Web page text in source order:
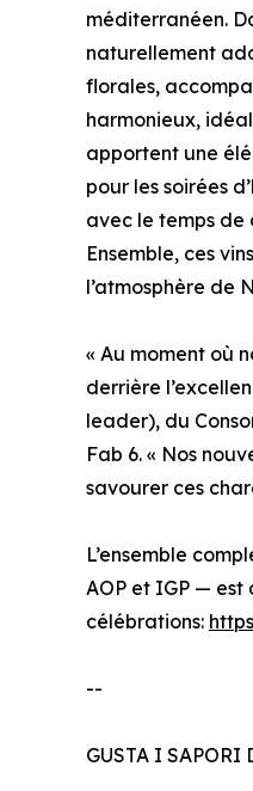
méditerranéen.
naturellement
florales,
harmonieux,
apportent une
pour les soirées
avec le temps
Ensemble, ces
l’atmosphère de
« Au moment où
derrière
leader), du
Fab 6. « Nos
savourer ces
L’ensemble
AOP et IGP — est
célébrations:
--
GUSTA I SAPORI